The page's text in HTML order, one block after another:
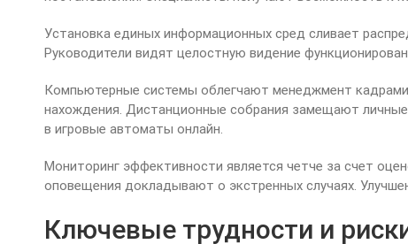
Установка единых информационных сред сливает
Руководители видят целостную видение
Компьютерные системы облегчают менеджмент
нахождения. Дистанционные собрания замещают
в игровые автоматы онлайн.
Мониторинг эффективности является четче за счет
оповещения докладывают о экстренных случаях.
Ключевые трудности и